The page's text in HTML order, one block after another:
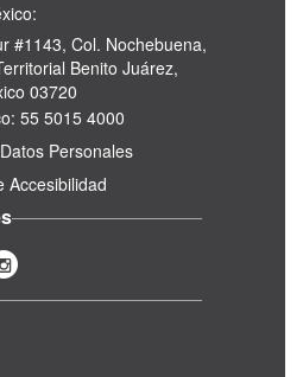
#1143, Col. Nochebuena,
Benito Juárez,
03720
55 5015 4000
Personales
Accesibilidad